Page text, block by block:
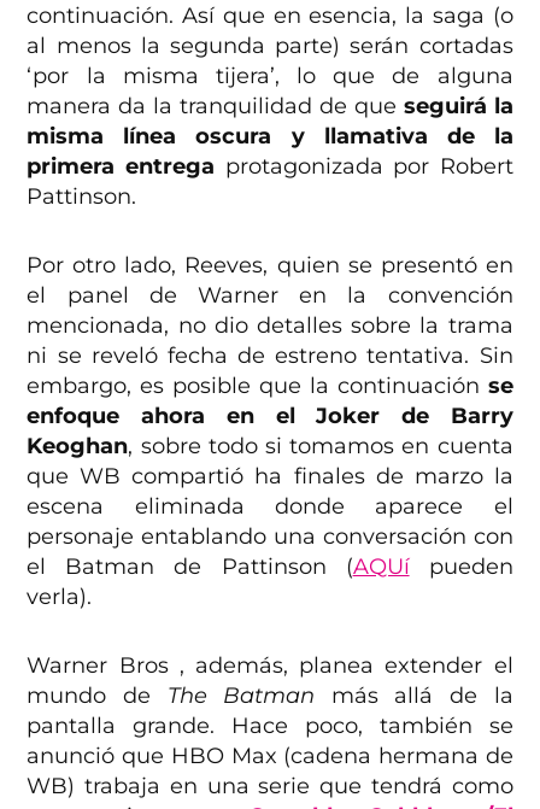
continuación. Así que en esencia, la saga (o
al menos la segunda parte) serán cortadas
‘por la misma tijera’, lo que de alguna
manera da la tranquilidad de que seguirá la
misma línea oscura y llamativa de la
primera entrega protagonizada por Robert
Pattinson.
Por otro lado, Reeves, quien se presentó en
el panel de Warner en la convención
mencionada, no dio detalles sobre la trama
ni se reveló fecha de estreno tentativa. Sin
embargo, es posible que la continuación se
enfoque ahora en el Joker de Barry
Keoghan, sobre todo si tomamos en cuenta
que WB compartió ha finales de marzo la
escena eliminada donde aparece el
personaje entablando una conversación con
el Batman de Pattinson (AQUípueden
verla).
Warner Bros , además, planea extender el
mundo de The Batman más allá de la
pantalla grande. Hace poco, también se
anunció que HBO Max (cadena hermana de
WB) trabaja en una serie que tendrá como